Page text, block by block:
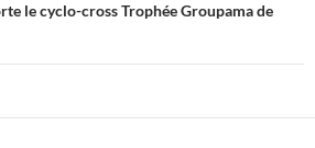
le cyclo-cross Trophée Groupama de